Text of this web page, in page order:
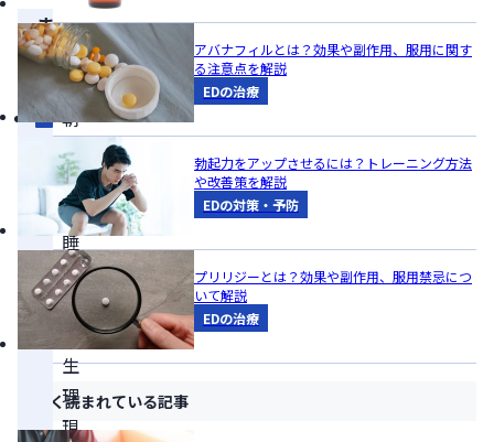
ま
と
め
朝
勃
ち
は
睡
眠
中
生
理
現
アバナフィルとは？効果や副作用、服用に関す
る注意点を解説
EDの治療
勃起力をアップさせるには？トレーニング方法
や改善策を解説
EDの対策・予防
プリリジーとは？効果や副作用、服用禁忌につ
いて解説
EDの治療
よく読まれている記事